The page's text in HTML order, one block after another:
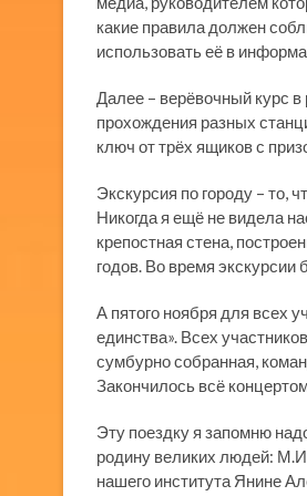
какие правила должен
использовать её в
Далее – верёвочный курс
прохождения разных
ключ от трёх ящиков с
Экскурсия по городу – то,
Никогда я ещё не видела
крепостная стена,
годов. Во время экскурсии
А пятого ноября для всех
единства». Всех
сумбурно собранная,
Закончилось всё
Эту поездку я запомню
родину великих людей:
нашего института Янине